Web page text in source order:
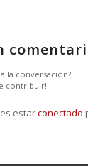
la conversación?
contribuir!
estarconectado